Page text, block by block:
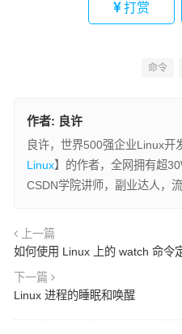
打赏
命令
作者: 良许
良许，世界500强企业Linux开
Linux】的作者，全网拥有超
CSDN学院讲师，副业达人，
上一篇
如何使用 Linux 上的 watch 命令
下一篇
Linux 进程的睡眠和唤醒